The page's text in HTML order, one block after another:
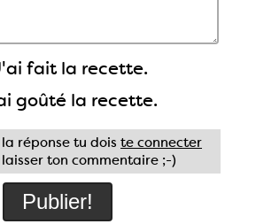
fait la recette.
goûté la recette.
réponse tu dois te connecter
ton commentaire ;-)